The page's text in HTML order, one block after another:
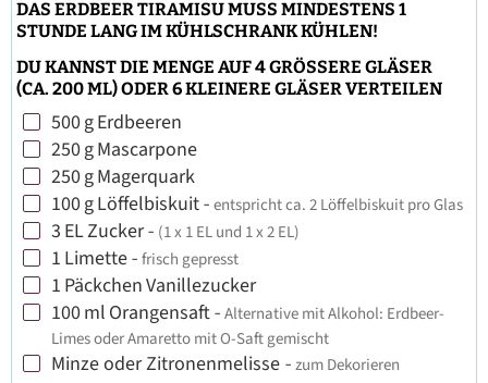
DAS ERDBEER TIRAMISU MUSS MINDESTENS 1
STUNDE LANG IM KÜHLSCHRANK KÜHLEN!
DU KANNST DIE MENGE AUF 4 GRÖSSERE GLÄSER
(CA. 200 ML) ODER 6 KLEINERE GLÄSER VERTEILEN
▢
500gErdbeeren
▢
250gMascarpone
▢
250gMagerquark
▢
100gLöffelbiskuit - entspricht ca. 2 Löffelbiskuit pro Glas
▢
3 ELZucker- (1 x 1 EL und 1 x 2 EL)
▢
1 Limette - frisch gepresst
▢
1 PäckchenVanillezucker
▢
100ml Orangensaft - Alternative mit Alkohol: Erdbeer-
Limes oder Amaretto mit O-Saft gemischt
▢
Minze oder Zitronenmelisse - zum Dekorieren